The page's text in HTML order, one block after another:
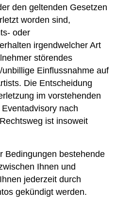
den geltenden Gesetzen
worden sind,
oder
irgendwelcher Art
störendes
Einflussnahme auf
Die Entscheidung
im vorstehenden
nach
ist insoweit
Bedingungen bestehende
Ihnen und
jederzeit durch
gekündigt werden.